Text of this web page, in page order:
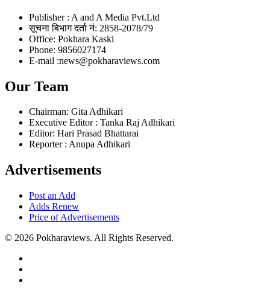
Publisher : A and A Media Pvt.Ltd
सूचना बिभाग दर्ता नं: 2858-2078/79
Office: Pokhara Kaski
Phone: 9856027174
E-mail :news@pokharaviews.com
Our Team
Chairman: Gita Adhikari
Executive Editor : Tanka Raj Adhikari
Editor: Hari Prasad Bhattarai
Reporter : Anupa Adhikari
Advertisements
Post an Add
Adds Renew
Price of Advertisements
© 2026 Pokharaviews. All Rights Reserved.